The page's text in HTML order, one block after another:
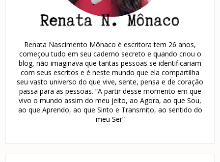
Renata Nascimento Mônaco é escritora tem 26 anos,
começou tudo em seu caderno secreto e quando criou o
blog, não imaginava que tantas pessoas se identificariam
com seus escritos e é neste mundo que ela compartilha
seu vasto universo do que vive, sente, pensa e de coração
passa para as pessoas. “A partir desse momento em que
vivo o mundo assim do meu jeito, ao Agora, ao que Sou,
ao que Aprendo, ao que Sinto e Transmito, ao sentido do
meu Ser”